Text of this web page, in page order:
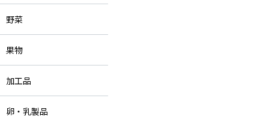
野菜
果物
加工品
卵・乳製品